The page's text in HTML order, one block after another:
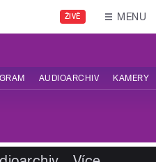
ŽIVĚ MENU
AUDIOARCHIV KAMERY